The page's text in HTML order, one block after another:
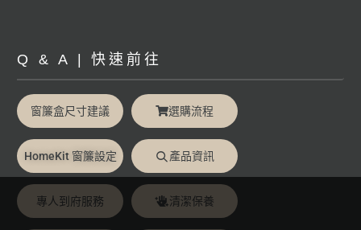
Q & A | 快速前往
窗簾盒尺寸建議 選購流程
HomeKit 窗簾設定 產品資訊
專人到府服務 清潔保養